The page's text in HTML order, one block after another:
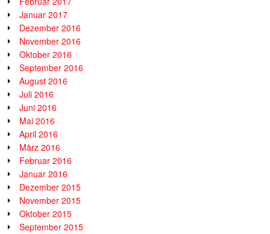
Januar 2017
Dezember 2016
November 2016
Oktober 2016
September 2016
August 2016
Juli 2016
Juni 2016
Mai 2016
April 2016
März 2016
Februar 2016
Januar 2016
Dezember 2015
November 2015
Oktober 2015
September 2015